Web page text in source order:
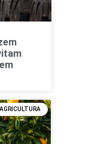
AGRICULTURA